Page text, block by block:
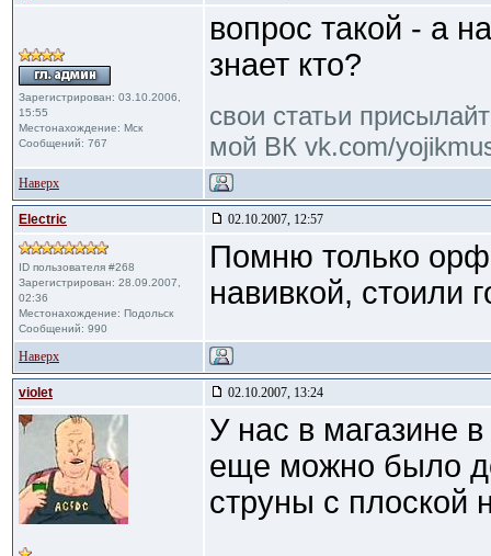
Зарегистрирован: 03.10.2006,
15:55
Местонахождение: Мск
Сообщений: 767
вопрос такой - а
знает кто?
свои статьи
мой ВК vk.com/
Наверх
Electric 02.10.2007, 12:57
ID пользователя #268
Зарегистрирован: 28.09.2007,
02:36
Местонахождение: Подольск
Сообщений: 990
Помню только
навивкой, стоили
Наверх
violet 02.10.2007, 13:24
У нас в магазине
еще можно было
струны с плоской